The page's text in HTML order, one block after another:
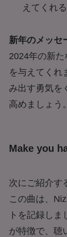
えてくれ
新年のメッセ
2024年の新
を与えてくれ
み出す勇気を
高めましょう。
Make you
次にご紹介す
この曲は、
トを記録し
が特徴で、聴